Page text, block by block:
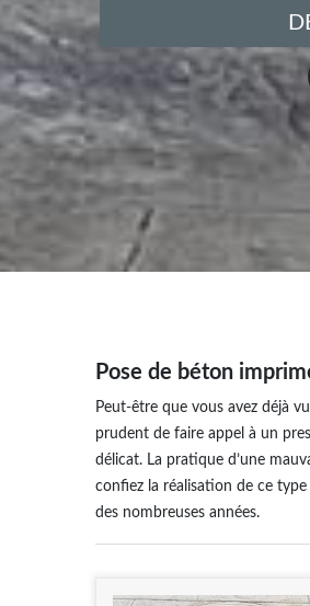
Pose de béton
Peut-être que vous avez déjà
prudent de faire appel à un
délicat. La pratique d’une
confiez la réalisation de ce
des nombreuses années.